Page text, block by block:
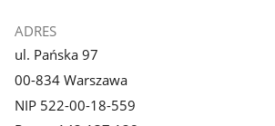
ADRES
ul. Pańska 97
00-834 Warszawa
NIP 522-00-18-559